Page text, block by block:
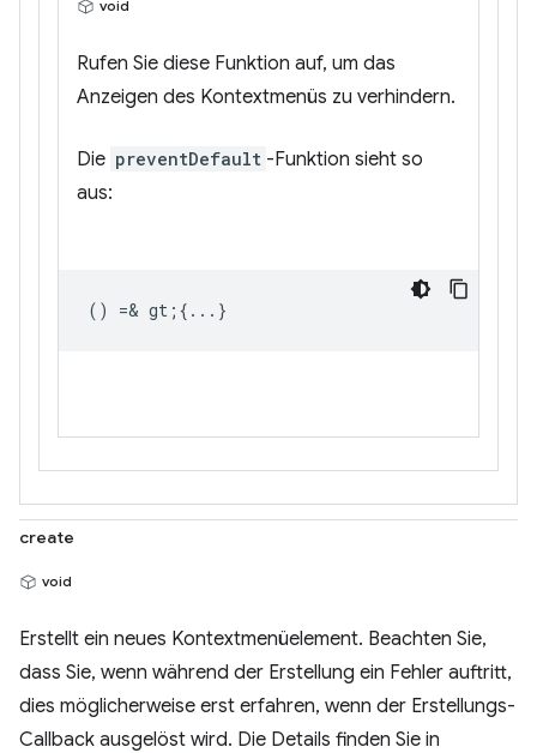
void
Rufen Sie diese Funktion auf, um das
Anzeigen des Kontextmenüs zu verhindern.
Die preventDefault -Funktion sieht so
aus:
() =& gt;{...}
create
void
Erstellt ein neues Kontextmenüelement. Beachten Sie,
dass Sie, wenn während der Erstellung ein Fehler auftritt,
dies möglicherweise erst erfahren, wenn der Erstellungs-
Callback ausgelöst wird. Die Details finden Sie in